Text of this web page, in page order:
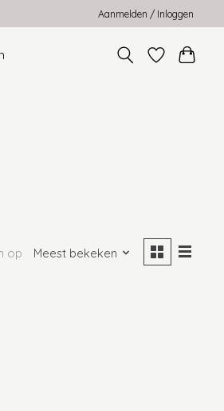
Aanmelden / Inloggen
op Meest bekeken